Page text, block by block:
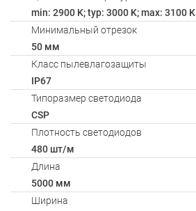
min: 2900 K; typ: 3000 K; max: 3100 K
Минимальный отрезок
50 мм
Класс пылевлагозащиты
IP67
Типоразмер светодиода
CSP
Плотность светодиодов
480 шт/м
Длина
5000 мм
Ширина